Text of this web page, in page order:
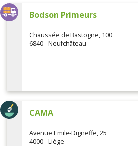
Bodson Primeurs
Chaussée de Bastogne, 100
6840 - Neufchâteau
CAMA
Avenue Emile-Digneffe, 25
4000 - Liège